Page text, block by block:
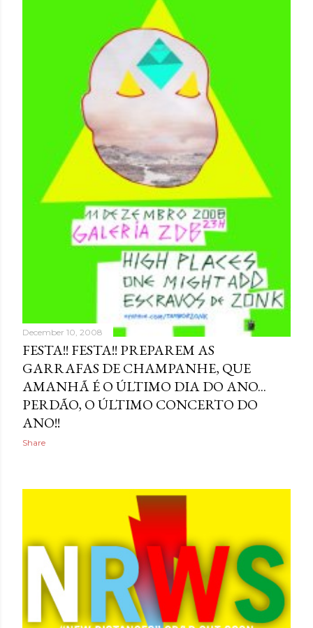
December 10, 2008
FESTA!! FESTA!! PREPAREM AS
GARRAFAS DE CHAMPANHE, QUE
AMANHÃ É O ÚLTIMO DIA DO ANO...
PERDÃO, O ÚLTIMO CONCERTO DO
ANO!!
Share